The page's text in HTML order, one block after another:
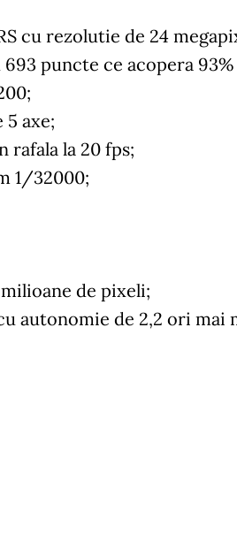
cu rezolutie de 24
puncte ce acopera
5 axe;
rafala la 20 fps;
1/32000;
de pixeli;
autonomie de 2,2 ori mai